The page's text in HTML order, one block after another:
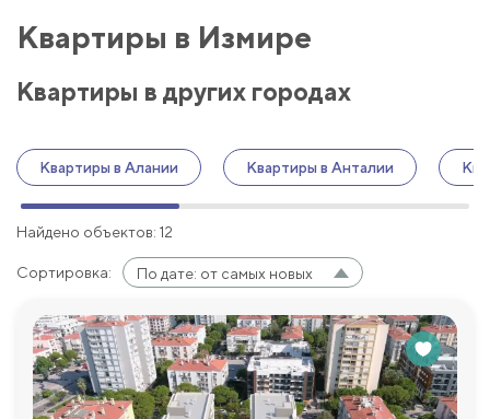
Квартиры в Измире
Квартиры в других городах
Квартиры в Алании Квартиры в Анталии
Найдено объектов: 12
Сортировка: По дате: от самых новых